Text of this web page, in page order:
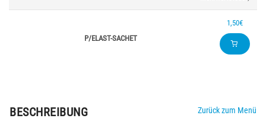
P/ELAST-SACHET
1,50€
BESCHREIBUNG Zurück zum Menü